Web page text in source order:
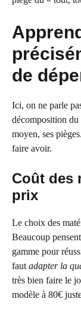
de
Ici, on ne parle
décomposition du
moyen, ses
faire avoir.
Coût des
prix
Le choix des
Beaucoup
gamme pour
faut adapter la
très bien faire le
modèle à 80€